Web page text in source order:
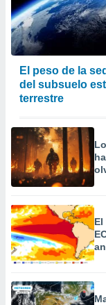
El peso de la
del subsuelo
terrestre